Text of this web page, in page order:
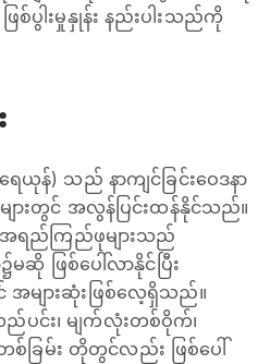
စ်ပွါးမှုနှုန်း နည်းပါးသည်ကို
ယုန်) သည် နာကျင်ခြင်း‌ဝေဒနာ
ျားတွင် အလွန်ပြင်းထန်နိုင်သည်။
အရည်ကြည်ဖုများသည်
ဖြစ်ပေါ်လာနိုင်ပြီး
ားဆုံးဖြစ်လေ့ရှိသည်။
ပင်း၊ မျက်လုံးတစ်ဝိုက်၊
စ်ခြမ်း တိုတွင်လည်း ဖြစ်ပေါ်